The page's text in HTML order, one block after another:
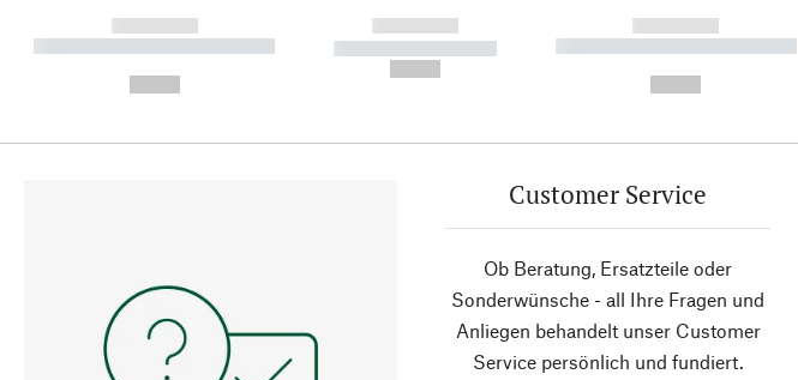
------------
----------- ----------- ----------
------------
----------- -----------
------------
----------- ----------- ----------
Customer Service
Ob Beratung, Ersatzteile oder
Sonderwünsche - all Ihre Fragen und
Anliegen behandelt unser Customer
Service persönlich und fundiert.